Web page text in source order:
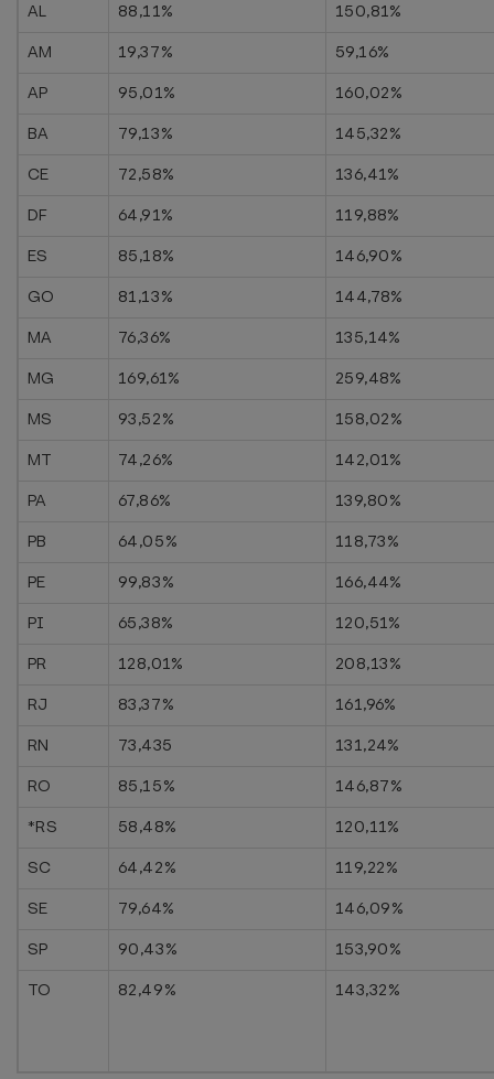
AL
88,11%
150,81%
AM
19,37%
59,16%
AP
95,01%
160,02%
BA
79,13%
145,32%
CE
72,58%
136,41%
DF
64,91%
119,88%
ES
85,18%
146,90%
GO
81,13%
144,78%
MA
76,36%
135,14%
MG
169,61%
259,48%
MS
93,52%
158,02%
MT
74,26%
142,01%
PA
67,86%
139,80%
PB
64,05%
118,73%
PE
99,83%
166,44%
PI
65,38%
120,51%
PR
128,01%
208,13%
RJ
83,37%
161,96%
RN
73,435
131,24%
RO
85,15%
146,87%
*RS
58,48%
120,11%
SC
64,42%
119,22%
SE
79,64%
146,09%
SP
90,43%
153,90%
TO
82,49% 143,32%